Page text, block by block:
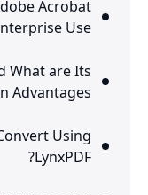
Acrobat
Use?
What are Its
Advantages?
Using
LynxPDF?